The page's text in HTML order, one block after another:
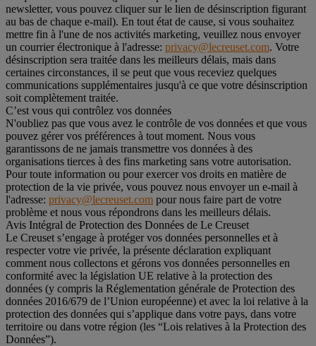
newsletter, vous pouvez cliquer sur le lien de désinscription figurant
au bas de chaque e-mail). En tout état de cause, si vous souhaitez
mettre fin à l'une de nos activités marketing, veuillez nous envoyer
un courrier électronique à l'adresse: privacy@lecreuset.com. Votre
désinscription sera traitée dans les meilleurs délais, mais dans
certaines circonstances, il se peut que vous receviez quelques
communications supplémentaires jusqu'à ce que votre désinscription
soit complètement traitée.
C’est vous qui contrôlez vos données
N'oubliez pas que vous avez le contrôle de vos données et que vous
pouvez gérer vos préférences à tout moment. Nous vous
garantissons de ne jamais transmettre vos données à des
organisations tierces à des fins marketing sans votre autorisation.
Pour toute information ou pour exercer vos droits en matière de
protection de la vie privée, vous pouvez nous envoyer un e-mail à
l'adresse: privacy@lecreuset.com pour nous faire part de votre
problème et nous vous répondrons dans les meilleurs délais.
Avis Intégral de Protection des Données de Le Creuset
Le Creuset s’engage à protéger vos données personnelles et à
respecter votre vie privée, la présente déclaration expliquant
comment nous collectons et gérons vos données personnelles en
conformité avec la législation UE relative à la protection des
données (y compris la Réglementation générale de Protection des
données 2016/679 de l’Union européenne) et avec la loi relative à la
protection des données qui s’applique dans votre pays, dans votre
territoire ou dans votre région (les “Lois relatives à la Protection des
Données”).